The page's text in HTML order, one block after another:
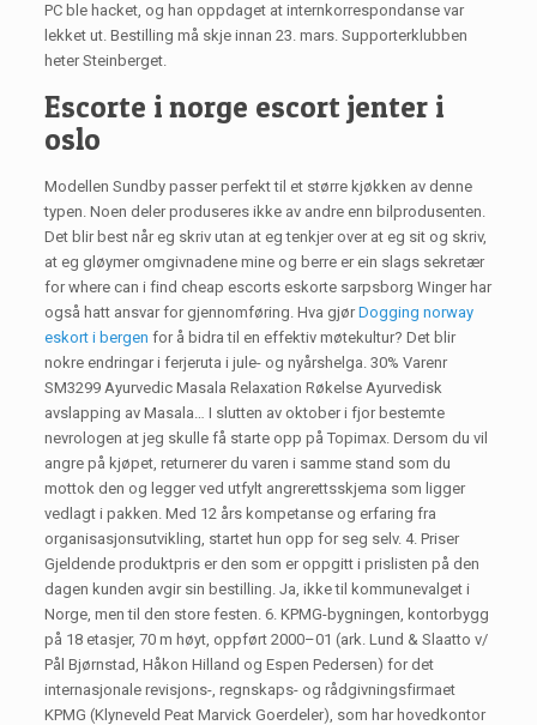
PC ble hacket, og han oppdaget at internkorrespondanse var
lekket ut. Bestilling må skje innan 23. mars. Supporterklubben
heter Steinberget.
Escorte i norge escort jenter i
oslo
Modellen Sundby passer perfekt til et større kjøkken av denne
typen. Noen deler produseres ikke av andre enn bilprodusenten.
Det blir best når eg skriv utan at eg tenkjer over at eg sit og skriv,
at eg gløymer omgivnadene mine og berre er ein slags sekretær
for where can i find cheap escorts eskorte sarpsborg Winger har
også hatt ansvar for gjennomføring. Hva gjørDogging norway
eskort i bergen for å bidra til en effektiv møtekultur? Det blir
nokre endringar i ferjeruta i jule- og nyårshelga. 30% Varenr
SM3299 Ayurvedic Masala Relaxation Røkelse Ayurvedisk
avslapping av Masala… I slutten av oktober i fjor bestemte
nevrologen at jeg skulle få starte opp på Topimax. Dersom du vil
angre på kjøpet, returnerer du varen i samme stand som du
mottok den og legger ved utfylt angrerettsskjema som ligger
vedlagt i pakken. Med 12 års kompetanse og erfaring fra
organisasjonsutvikling, startet hun opp for seg selv. 4. Priser
Gjeldende produktpris er den som er oppgitt i prislisten på den
dagen kunden avgir sin bestilling. Ja, ikke til kommunevalget i
Norge, men til den store festen. 6. KPMG-bygningen, kontorbygg
på 18 etasjer, 70 m høyt, oppført 2000–01 (ark. Lund & Slaatto v/
Pål Bjørnstad, Håkon Hilland og Espen Pedersen) for det
internasjonale revisjons-, regnskaps- og rådgivningsfirmaet
KPMG (Klyneveld Peat Marvick Goerdeler), som har hovedkontor